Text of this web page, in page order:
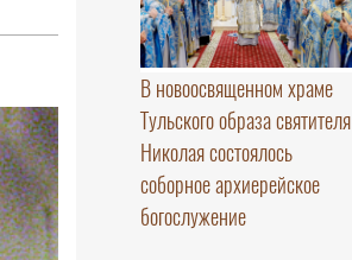
В новоосвященном храме
Тульского образа святителя
Николая состоялось
соборное архиерейское
богослужение